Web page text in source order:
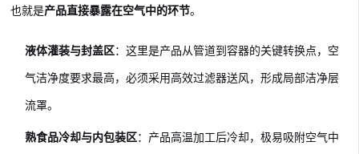
也就是产品直接暴露在空气中的环节。
液体灌装与封盖区：这里是产品从管道到容器的关键转换点，空
气洁净度要求最高，必须采用高效过滤器送风，形成局部洁净层
流罩。
熟食品冷却与内包装区：产品高温加工后冷却，极易吸附空气中